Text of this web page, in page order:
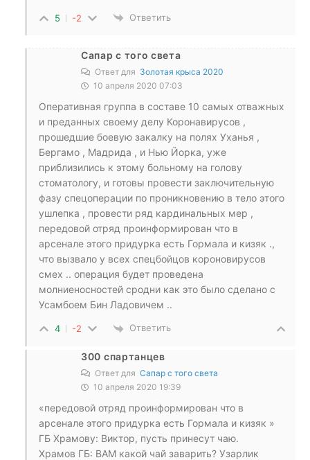
5 -2 Ответить
Сапар с того света
Ответ для Золотая крыса 2020
10 апреля 2020 07:03
Оперативная группа в составе 10 самых отважных
и преданных своему делу Коронавирусов ,
прошедшие боевую закалку на полях Уханья ,
Бергамо , Мадрида , и Нью Йорка, уже
приблизились к этому больному на голову
стоматологу, и готовы провести заключительную
фазу спецоперации по проникновению в тело этого
ушлепка , провести ряд кардинальных мер ,
передовой отряд проинформирован что в
арсенале этого придурка есть Гормала и кизяк .,
что вызвало у всех спецбойцов короновирусов
смех .. операция будет проведена
молниеносностей сродни как это было сделано с
Усамбоем Бин Ладовичем ..
4 -2 Ответить
300 спартанцев
Ответ для Сапар с того света
10 апреля 2020 19:39
«передовой отряд проинформирован что в
арсенале этого придурка есть Гормала и кизяк »
ГБ Храмову: Виктор, пусть принесут чаю.
Храмов ГБ: ВАМ какой чай заварить? Узарлик